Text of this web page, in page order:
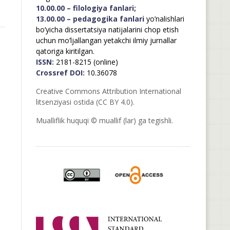
10.00.00 – filologiya fanlari;
13.00.00 – pedagogika fanlariyo’nalishlari
bo’yicha dissertatsiya natijalarini chop etish
uchun mo’ljallangan yetakchi ilmiy jurnallar
qatoriga kiritilgan.
ISSN: 2181-8215 (online)
Crossref DOI: 10.36078
Creative Commons Attribution International
litsenziyasi ostida (CC BY 4.0).
Mualliflik huquqi © muallif (lar) ga tegishli.